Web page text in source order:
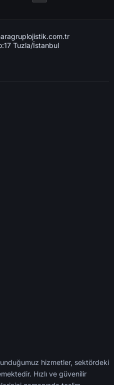
Tuzla/İstanbul
hizmetler, sektördeki
Hızlı ve güvenilir